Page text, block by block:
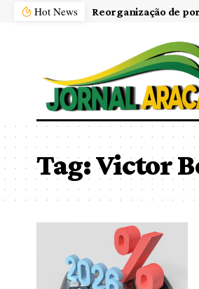
Hot News
Tag:Victor